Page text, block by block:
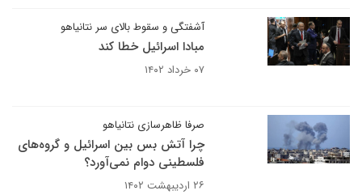
آشفتگی و سقوط بالای سر نتانیاهو
مبادا اسرائیل خطا کند
۰۷ خرداد ۱۴۰۲
صرفا ظاهرسازی نتانیاهو
چرا آتش بس بین اسرائیل و گروه‌های
فلسطینی دوام نمی‌آورد؟
۲۶ اردیبهشت ۱۴۰۲